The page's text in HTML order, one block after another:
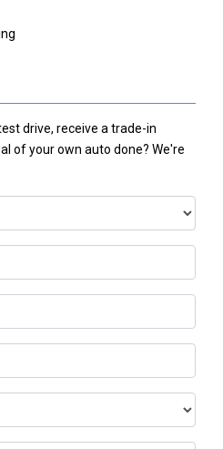
drive, receive a trade-in
of your own auto done? We're